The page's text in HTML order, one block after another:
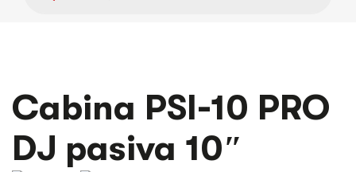
Cabina PSI-10 PRO
DJ pasiva 10″